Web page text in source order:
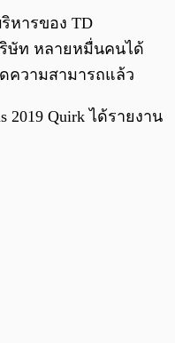
หารของ TD
ริษัท หลายหมื่นคนได้
ความสามารถแล้ว
2019 Quirk ได้รายงาน